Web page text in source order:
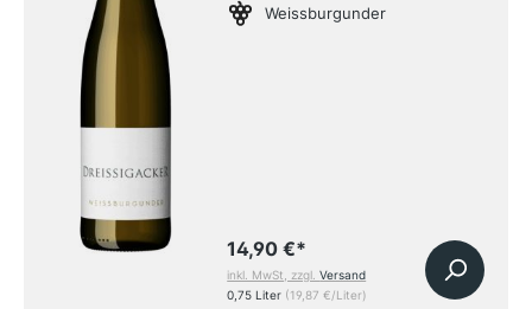
Weissburgunder
14,90 €*
inkl. MwSt, zzgl.Versand
0,75 Liter (19,87 €/Liter)